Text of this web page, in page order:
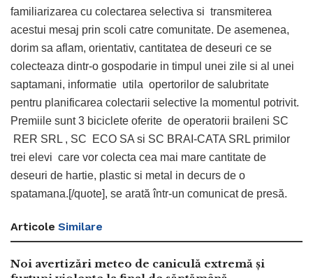
familiarizarea cu colectarea selectiva si transmiterea
acestui mesaj prin scoli catre comunitate. De asemenea,
dorim sa aflam, orientativ, cantitatea de deseuri ce se
colecteaza dintr-o gospodarie in timpul unei zile si al unei
saptamani, informatie utila opertorilor de salubritate
pentru planificarea colectarii selective la momentul potrivit.
Premiile sunt 3 biciclete oferite de operatorii braileni SC
RER SRL , SC ECO SA si SC BRAI-CATA SRL primilor
trei elevi care vor colecta cea mai mare cantitate de
deseuri de hartie, plastic si metal in decurs de o
spatamana.[/quote], se arată într-un comunicat de presă.
Articole Similare
Noi avertizări meteo de caniculă extremă și